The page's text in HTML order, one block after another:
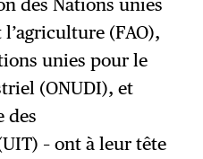
(FAO),
unies pour le
(ONUDI), et
des
– ont à leur tête